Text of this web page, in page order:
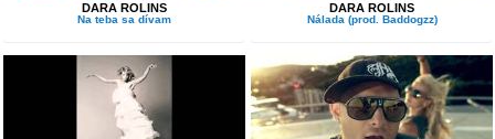
DARA ROLINS
Na teba sa dívam
DARA ROLINS
Nálada (prod. Baddogzz)